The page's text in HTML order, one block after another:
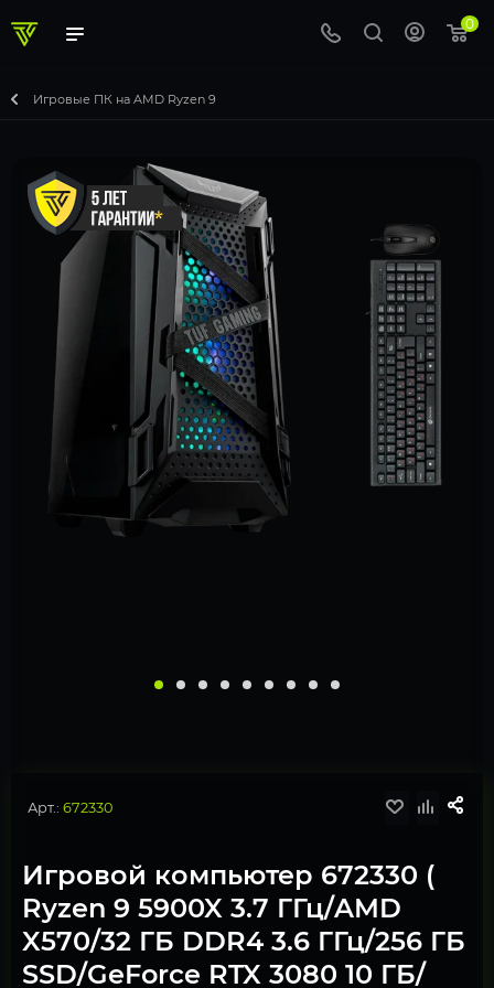
0
Игровые ПК на AMD Ryzen 9
Арт.: 672330
Игровой компьютер 672330 (
Ryzen 9 5900X 3.7 ГГц/AMD
X570/32 ГБ DDR4 3.6 ГГц/256 ГБ
SSD/GeForce RTX 3080 10 ГБ/